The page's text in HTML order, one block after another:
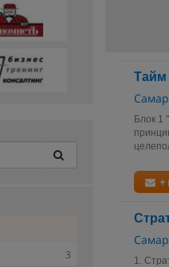
Тайм
Блок 1
+
1.
3